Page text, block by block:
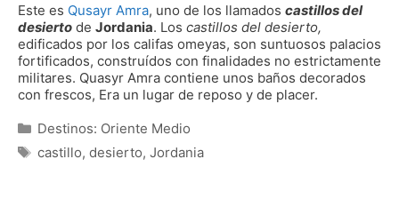
Este es Qusayr Amra, uno de los llamados castillos del
desierto de Jordania. Los castillos del desierto,
edificados por los califas omeyas, son suntuosos palacios
fortificados, construídos con finalidades no estrictamente
militares. Quasyr Amra contiene unos baños decorados
con frescos, Era un lugar de reposo y de placer.
Categorías
Destinos: Oriente Medio
Etiquetas
castillo, desierto, Jordania